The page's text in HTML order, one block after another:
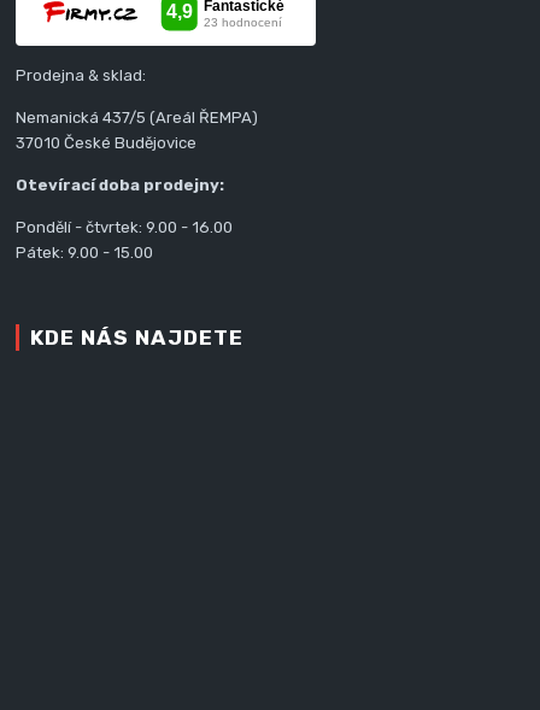
Prodejna & sklad:
Nemanická 437/5 (Areál ŘEMPA)
37010 České Budějovice
Otevírací doba prodejny:
Pondělí - čtvrtek: 9.00 - 16.00
Pátek: 9.00 - 15.00
KDE NÁS NAJDETE